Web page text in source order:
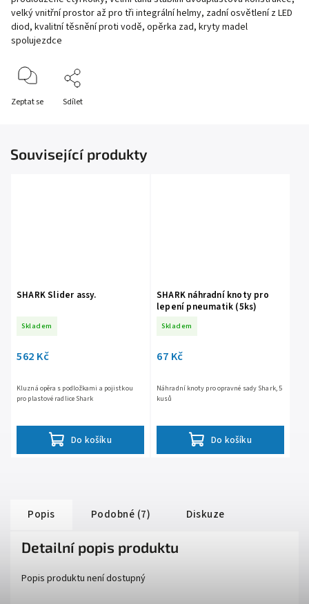
velký vnitřní prostor až pro tři integrální helmy, zadní osvětlení z LED
diod, kvalitní těsnění proti vodě, opěrka zad, kryty madel
spolujezdce
Zeptat se Sdílet
Související produkty
SHARK Slider assy.
Skladem
562 Kč
Do košíku
Kluzná opěra s podložkami a pojistkou
pro plastové radlice Shark
SHARK náhradní knoty pro
lepení pneumatik (5ks)
Skladem
67 Kč
Do košíku
Náhradní knoty pro opravné sady Shark, 5
kusů
Popis Podobné (7) Diskuze
Detailní popis produktu
Popis produktu není dostupný